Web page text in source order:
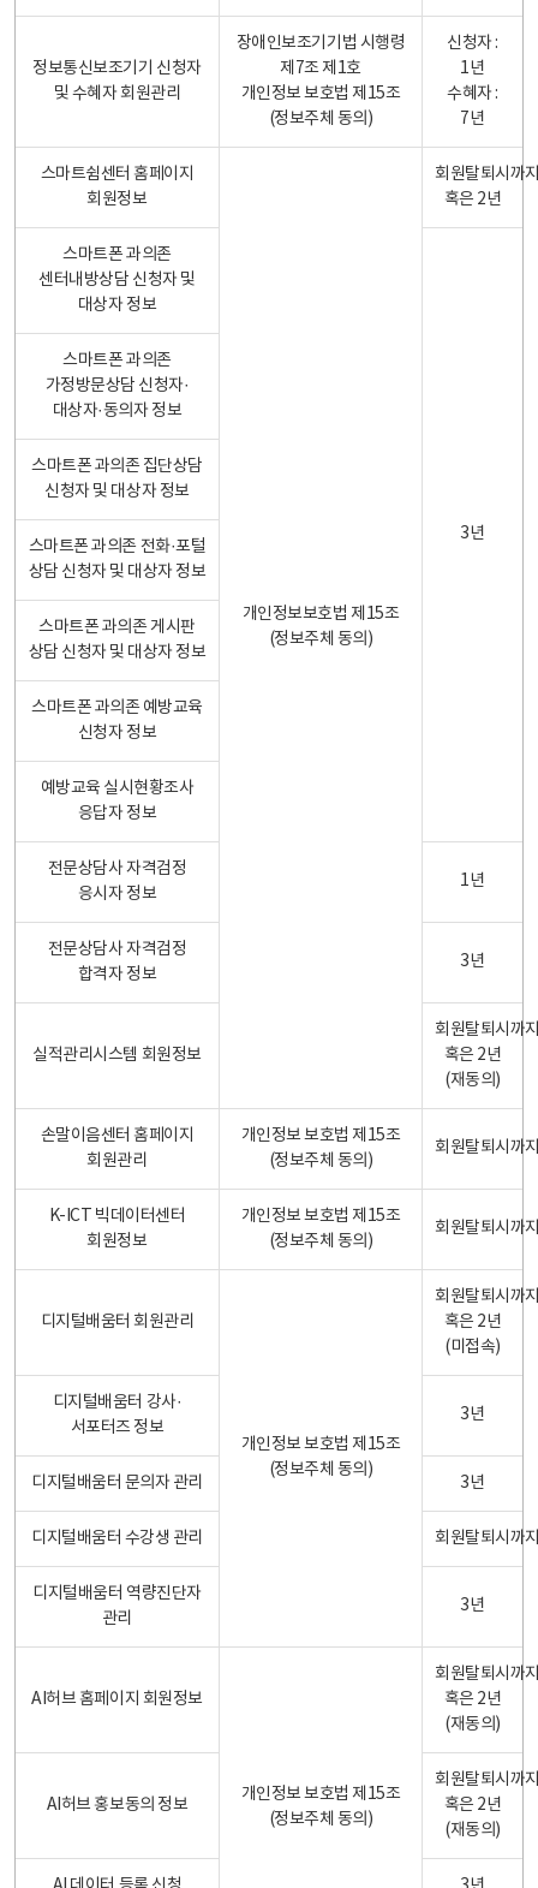
정보통신보조기기 신청자
및 수혜자 회원관리
장애인보조기기법 시행령
제7조 제1호
개인정보 보호법 제15조
(정보주체 동의)
신청자 :
1년
수혜자 :
7년
스마트쉼센터 홈페이지
회원정보
개인정보보호법 제15조
(정보주체 동의)
회원탈퇴시까
혹은 2년
스마트폰 과의존
센터내방상담 신청자 및
대상자 정보
3년
스마트폰 과의존
가정방문상담 신청자·
대상자·동의자 정보
스마트폰 과의존 집단상담
신청자 및 대상자 정보
스마트폰 과의존 전화·포털
상담 신청자 및 대상자 정보
스마트폰 과의존 게시판
상담 신청자 및 대상자 정보
스마트폰 과의존 예방교육
신청자 정보
예방교육 실시현황조사
응답자 정보
전문상담사 자격검정
응시자 정보
1년
전문상담사 자격검정
합격자 정보
3년
실적관리시스템 회원정보
회원탈퇴시까
혹은 2년
(재동의)
손말이음센터 홈페이지
회원관리
개인정보 보호법 제15조
(정보주체 동의)
회원탈퇴시까
K-ICT 빅데이터센터
회원정보
개인정보 보호법 제15조
(정보주체 동의)
회원탈퇴시까
디지털배움터 회원관리
개인정보 보호법 제15조
(정보주체 동의)
회원탈퇴시까
혹은 2년
(미접속)
디지털배움터 강사·
서포터즈 정보
3년
디지털배움터 문의자 관리 3년
디지털배움터 수강생 관리 회원탈퇴시까
디지털배움터 역량진단자
관리
3년
AI허브 홈페이지 회원정보
개인정보 보호법 제15조
(정보주체 동의)
회원탈퇴시까
혹은 2년
(재동의)
AI허브 홍보동의 정보
회원탈퇴시까
혹은 2년
(재동의)